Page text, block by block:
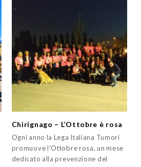
Chirignago – L’Ottobre è rosa
Ogni anno la Lega Italiana Tumori
promuove l'Ottobre rosa, un mese
dedicato alla prevenzione del